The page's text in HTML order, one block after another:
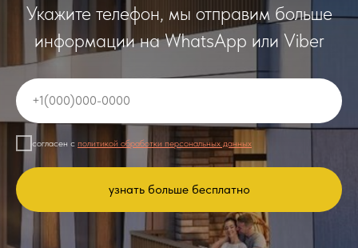
Укажите телефон, мы отправим больше
информации на WhatsApp или Viber
согласен с политикой обработки персональных данных
узнать больше бесплатно